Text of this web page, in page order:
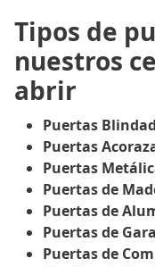
Tipos de
nuestros
abrir
Puertas
Puertas
Puertas
Puertas de
Puertas de
Puertas de
Puertas de